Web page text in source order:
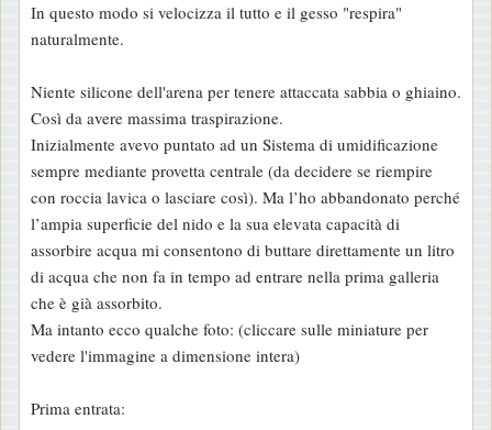
In questo modo si velocizza il tutto e il gesso "respira"
naturalmente.
Niente silicone dell'arena per tenere attaccata sabbia o ghiaino.
Così da avere massima traspirazione.
Inizialmente avevo puntato ad un Sistema di umidificazione
sempre mediante provetta centrale (da decidere se riempire
con roccia lavica o lasciare così). Ma l’ho abbandonato perché
l’ampia superficie del nido e la sua elevata capacità di
assorbire acqua mi consentono di buttare direttamente un litro
di acqua che non fa in tempo ad entrare nella prima galleria
che è già assorbito.
Ma intanto ecco qualche foto: (cliccare sulle miniature per
vedere l'immagine a dimensione intera)
Prima entrata: